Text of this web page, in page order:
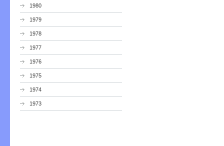
1980
1979
1978
1977
1976
1975
1974
1973